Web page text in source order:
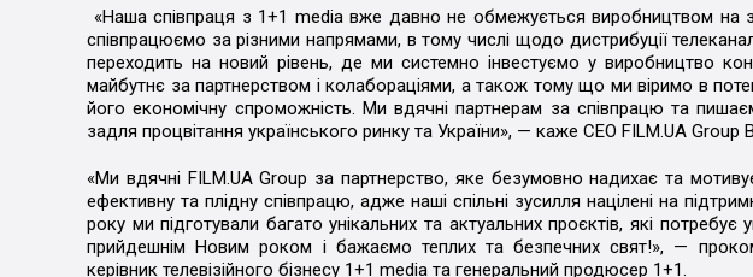
«Наша співпраця з 1+1 media вже давно не обмежується виробництвом на
співпрацюємо за різними напрямами, в тому числі щодо дистрибуції
переходить на новий рівень, де ми системно інвестуємо у виробництво
майбутнє за партнерством і колабораціями, а також тому що ми віримо в
його економічну спроможність. Ми вдячні партнерам за співпрацю та
задля процвітання українського ринку та України», — каже СЕО FILM.UA Group
«Ми вдячні FILM.UA Group за партнерство, яке безумовно надихає та
ефективну та плідну співпрацю, адже наші спільні зусилля націлені на
року ми підготували багато унікальних та актуальних проєктів, які потребує
прийдешнім Новим роком і бажаємо теплих та безпечних свят!», —
керівник телевізійного бізнесу 1+1 media та генеральний продюсер 1+1.